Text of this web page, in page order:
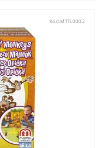
Kód:MTTL0002